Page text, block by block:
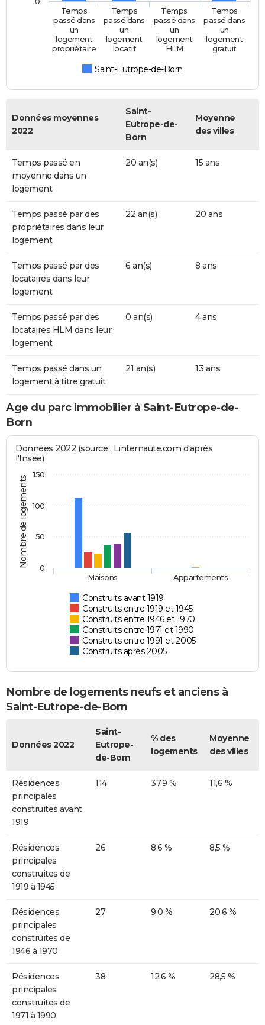
Saint-Eutrope-de-Born
Temps
passé dans
un
logement
propriétaire
Temps
passé dans
un
logement
locatif
Temps
passé dans
un
logement
HLM
Temps
passé dans
un
logement
gratuit
Données moyennes
2022
Saint-
Eutrope-de-
Born
Moyenne
des villes
Temps passé en
moyenne dans un
logement
20 an(s) 15 ans
Temps passé par des
propriétaires dans leur
logement
22 an(s) 20 ans
Temps passé par des
locataires dans leur
logement
6 an(s) 8 ans
Temps passé par des
locataires HLM dans leur
logement
0 an(s) 4 ans
Temps passé dans un
logement à titre gratuit
21 an(s) 13 ans
Age du parc immobilier à Saint-Eutrope-de-
Born
Nombre de logements
Données 2022 (source : Linternaute.com d'après
l'Insee)
Construits avant 1919
Construits entre 1919 et 1945
Construits entre 1946 et 1970
Construits entre 1971 et 1990
Construits entre 1991 et 2005
Construits après 2005
Maisons Appartements
0
50
100
150
Nombre de logements neufs et anciens à
Saint-Eutrope-de-Born
Données 2022
Saint-
Eutrope-
de-Born
% des
logements
Moyenne
des villes
Résidences
principales
construites avant
1919
114 37,9 % 11,6 %
Résidences
principales
construites de
1919 à 1945
26 8,6 % 8,5 %
Résidences
principales
construites de
1946 à 1970
27 9,0 % 20,6 %
Résidences
principales
construites de
1971 à 1990
38 12,6 % 28,5 %